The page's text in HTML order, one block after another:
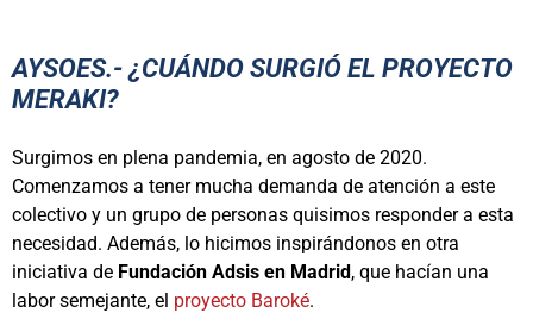
AYSOES.- ¿CUÁNDO SURGIÓ EL PROYECTO
MERAKI?
Surgimos en plena pandemia, en agosto de 2020.
Comenzamos a tener mucha demanda de atención a este
colectivo y un grupo de personas quisimos responder a esta
necesidad. Además, lo hicimos inspirándonos en otra
iniciativa de Fundación Adsis en Madrid, que hacían una
labor semejante, el proyecto Baroké.